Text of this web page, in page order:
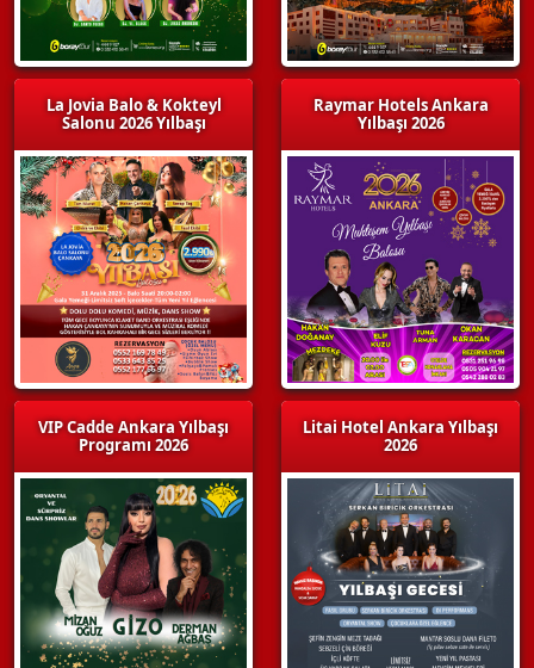
La Jovia Balo & Kokteyl
Salonu 2026 Yılbaşı
VIP Cadde Ankara Yılbaşı
Programı 2026
Raymar Hotels Ankara
Yılbaşı 2026
Litai Hotel Ankara Yılbaşı
2026